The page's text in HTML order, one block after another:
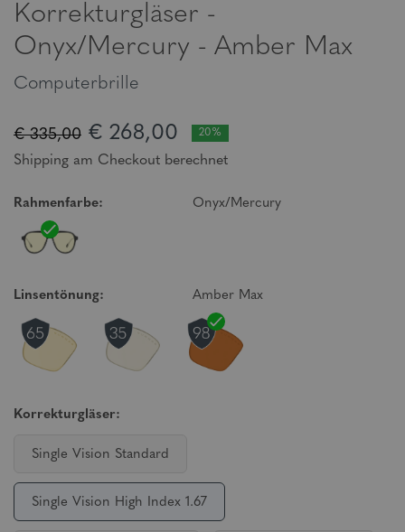
Korrekturgläser -
Onyx/Mercury - Amber Max
Computerbrille
€ 335,00 € 268,00 20%
Shipping am Checkout berechnet
Rahmenfarbe: Onyx/Mercury
Linsentönung: Amber Max
Korrekturgläser:
Single Vision Standard
Single Vision High Index 1.67